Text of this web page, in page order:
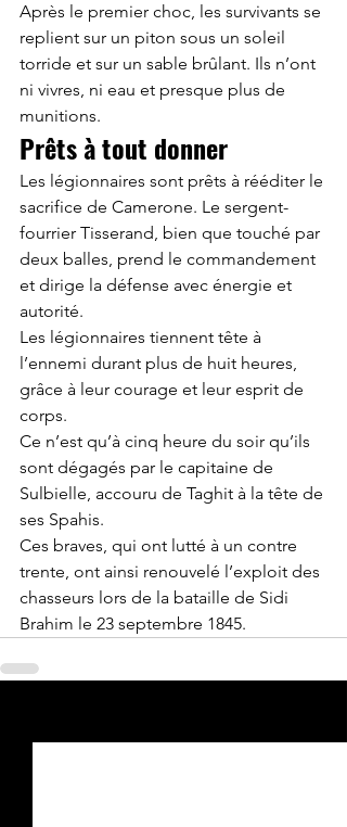
Après le premier choc, les survivants se
replient sur un piton sous un soleil
torride et sur un sable brûlant. Ils n’ont
ni vivres, ni eau et presque plus de
munitions.
Prêts à tout donner
Les légionnaires sont prêts à rééditer le
sacrifice de Camerone. Le sergent-
fourrier Tisserand, bien que touché par
deux balles, prend le commandement
et dirige la défense avec énergie et
autorité.
Les légionnaires tiennent tête à
l’ennemi durant plus de huit heures,
grâce à leur courage et leur esprit de
corps.
Ce n’est qu’à cinq heure du soir qu’ils
sont dégagés par le capitaine de
Sulbielle, accouru de Taghit à la tête de
ses Spahis.
Ces braves, qui ont lutté à un contre
trente, ont ainsi renouvelé l’exploit des
chasseurs lors de la bataille de Sidi
Brahim le 23 septembre 1845.